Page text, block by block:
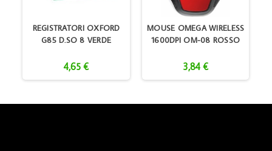
REGISTRATORI OXFORD
G85 D.SO 8 VERDE
4,65 €
MOUSE OMEGA WIRELESS
1600DPI OM-08 ROSSO
3,84 €